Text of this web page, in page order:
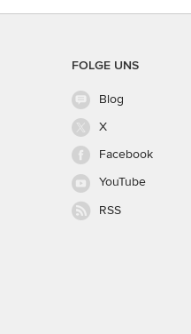
FOLGE UNS
Blog
X
Facebook
YouTube
RSS